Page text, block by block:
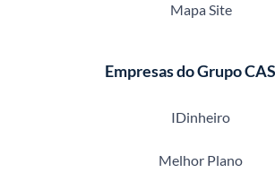
Mapa Site
Empresas do Grupo
IDinheiro
Melhor Plano